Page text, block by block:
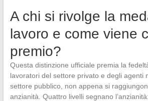
A chi si rivolge la
lavoro e come viene
premio?
Questa distinzione ufficiale premia la
lavoratori del settore privato e degli agenti
settore pubblico, non appena si
anzianità. Quattro livelli segnano l’anzianità: